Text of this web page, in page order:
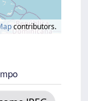
contributors.